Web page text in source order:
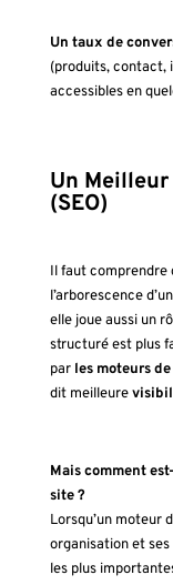
Un taux de
(produits, contact,
accessibles en
Un
(SEO)
Il faut
l’arborescence
elle joue aussi un
structuré est plus
parles moteurs
dit meilleure
Mais comment
site ?
Lorsqu’un moteur
organisation et
les plus